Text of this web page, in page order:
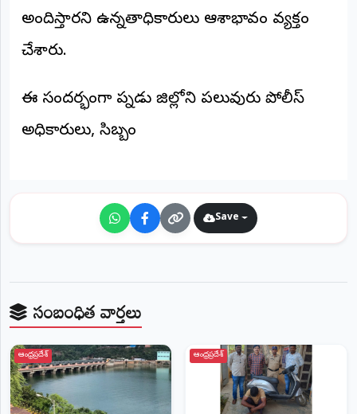
అందిస్తారని ఉన్నతాధికారులు ఆశాభావం వ్యక్తం
చేశారు.
​ఈ సందర్భంగా పల్నాడు జిల్లాలోని పలువురు పోలీస్
అధికారులు, సిబ్బం
Save
సంబంధిత వార్తలు
ఆంధ్రప్రదేశ్ ఆంధ్రప్రదేశ్